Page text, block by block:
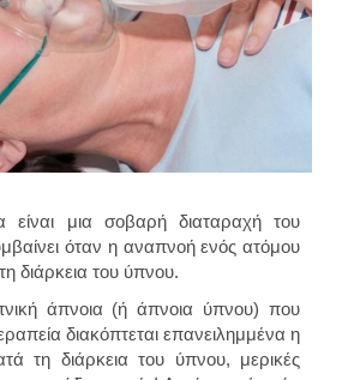
είναι μια σοβαρή διαταραχή του
όταν η αναπνοή ενός ατόμου
διάρκεια του ύπνου.
άπνοια (ή άπνοια ύπνου) που
διακόπτεται επανειλημμένα η
τη διάρκεια του ύπνου, μερικές